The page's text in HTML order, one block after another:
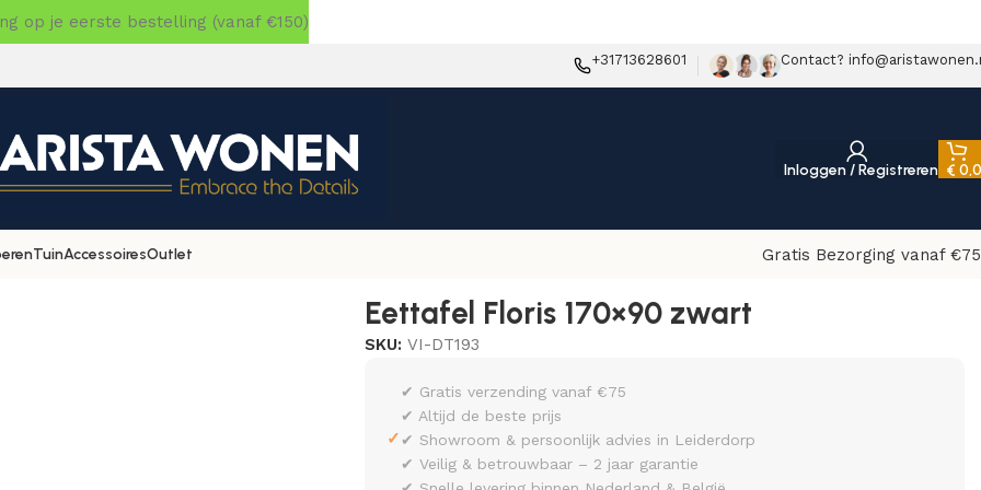
+31713628601 Contact?
Inloggen / Registreren €
TuinAccessoiresOutlet
Gratis Bezorging vanaf
Eettafel Floris 170×90 zwart
SKU:VI-DT193
✓
✔ Gratis verzending vanaf €75
✔ Altijd de beste prijs
✔ Showroom & persoonlijk advies in Leiderdorp
✔ Veilig & betrouwbaar – 2 jaar garantie
op je eerste bestelling (vanaf €150)